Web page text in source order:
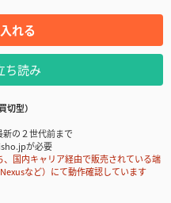
れる
ち読み
切型）
の２世代前まで
が必要
国内キャリア経由で販売されている端
など）にて動作確認しています